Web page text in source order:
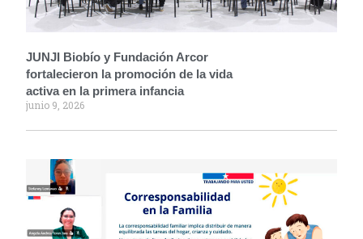
JUNJI Biobío y Fundación Arcor
fortalecieron la promoción de la vida
activa en la primera infancia
junio 9, 2026